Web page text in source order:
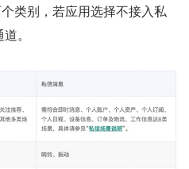
个类别，若应用选择不接入私
。